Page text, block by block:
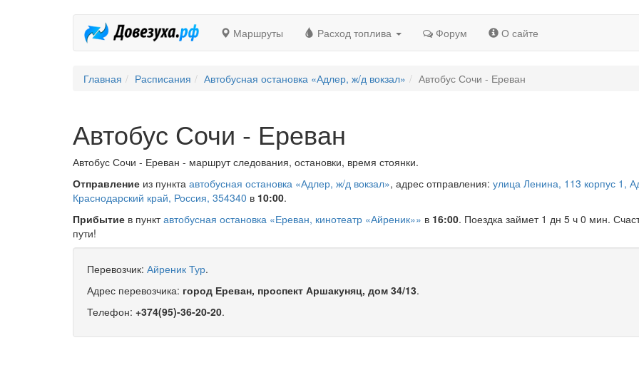
Маршруты Расход топлива Форум О сайте
Главная Расписания Автобусная остановка «Адлер, ж/д вокзал» Автобус Сочи - Ереван
Автобус Сочи - Ереван
Автобус Сочи - Ереван - маршрут следования, остановки, время стоянки.
Отправление из пункта автобусная остановка «Адлер, ж/д вокзал», адрес отправления: улица Ленина, 113 корпус 1,
Краснодарский край, Россия, 354340 в 10:00.
Прибытие в пунктавтобусная остановка «Ереван, кинотеатр «Айреник»» в 16:00. Поездка займет 1 дн 5 ч 0 мин.
пути!
Перевозчик: Айреник Тур.
Адрес перевозчика: город Ереван, проспект Аршакуняц, дом 34/13.
Телефон: +374(95)-36-20-20.